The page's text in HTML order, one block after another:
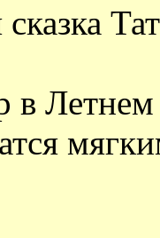
в Летнем